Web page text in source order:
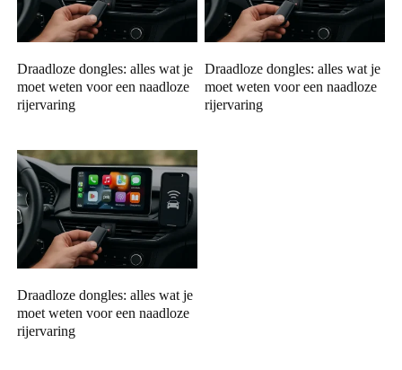
Draadloze dongles: alles wat je
moet weten voor een naadloze
rijervaring
Draadloze dongles: alles wat je
moet weten voor een naadloze
rijervaring
Draadloze dongles: alles wat je
moet weten voor een naadloze
rijervaring